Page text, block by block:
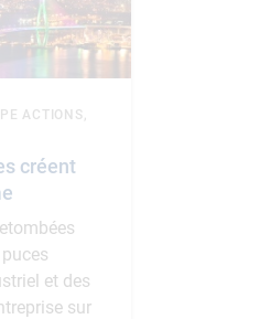
créent
ACTIONS,
et des
sur